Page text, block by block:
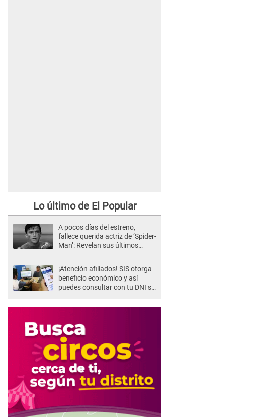
Lo último de El Popular
A pocos días del estreno,
fallece querida actriz de ‘Spider-
Man’: Revelan sus últimos
¡Atención afiliados! SIS otorga
beneficio económico y así
puedes consultar con tu DNI si